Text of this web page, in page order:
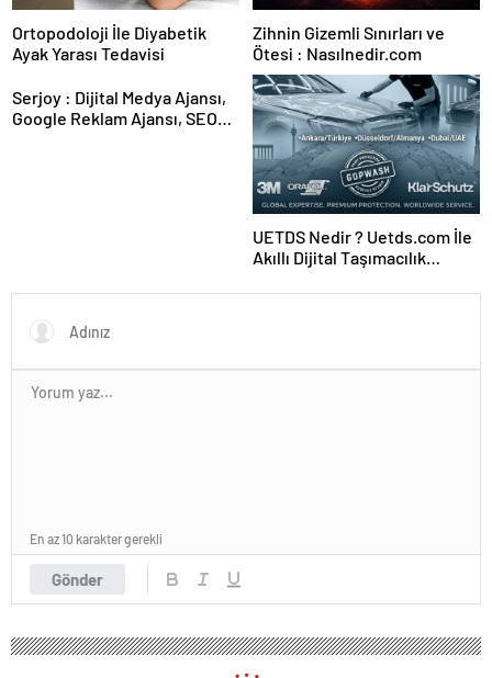
Ortopodoloji İle Diyabetik
Ayak Yarası Tedavisi
Zihnin Gizemli Sınırları ve
Ötesi : Nasılnedir.com
Serjoy : Dijital Medya Ajansı,
Google Reklam Ajansı, SEO
UETDS Nedir ? Uetds.com İle
Akıllı Dijital Taşımacılık
Gönder
En az 10 karakter gerekli